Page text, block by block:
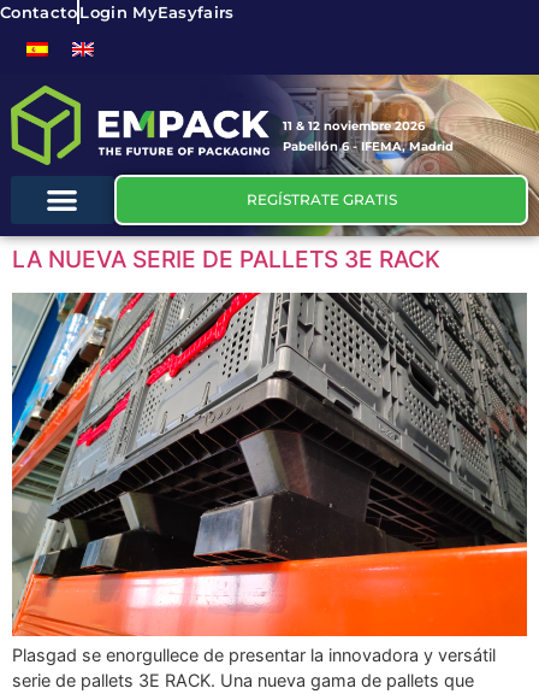
ContactoLogin MyEasyfairs
11 & 12 noviembre 2026
Pabellón 6 - IFEMA, Madrid
REGÍSTRATE GRATIS
LA NUEVA SERIE DE PALLETS 3E RACK
Plasgad se enorgullece de presentar la innovadora y versátil
serie de pallets 3E RACK. Una nueva gama de pallets que